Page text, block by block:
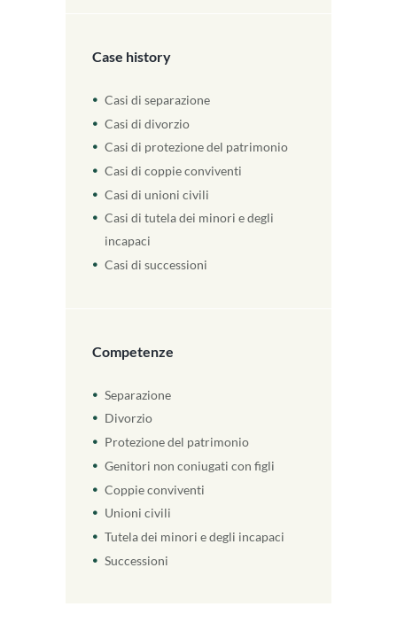
Case history
Casi di separazione
Casi di divorzio
Casi di protezione del patrimonio
Casi di coppie conviventi
Casi di unioni civili
Casi di tutela dei minori e degli
incapaci
Casi di successioni
Competenze
Separazione
Divorzio
Protezione del patrimonio
Genitori non coniugati con figli
Coppie conviventi
Unioni civili
Tutela dei minori e degli incapaci
Successioni